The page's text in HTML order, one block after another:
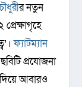
র নতুন
প্রেক্ষাগৃহে
ফ্যাটম্যান
প্রযোজনা
আবারও